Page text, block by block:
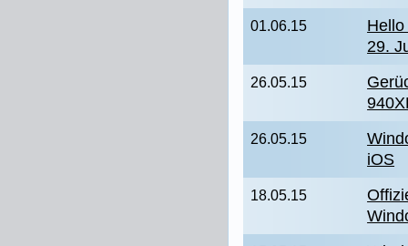
01.06.15
29.
26.05.15
26.05.15
iOS
18.05.15